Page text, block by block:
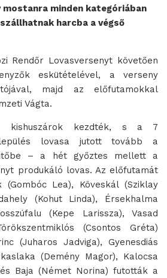
mostanra minden kategóriában
harcba a végső
Rendőr Lovasversenyt követően
eskütételével, a verseny
majd az előfutamokkal
Vágta.
kishuszárok kezdték, s a 7
lovasa jutott tovább a
– a hét győztes mellett a
produkáló lovas. Az előfutamát
(Gombóc Lea), Köveskál (Sziklay
(Kohut Linda), Érsekhalma
(Kepe Larissza), Vasad
(Csontos Gréta)
(Juharos Jadviga), Gyenesdiás
(Demény Magor), Kalocsa
Baja (Német Norina) futották a